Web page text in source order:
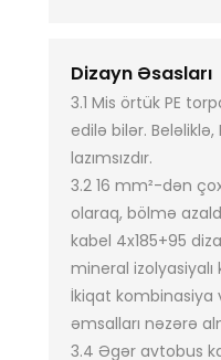
Dizayn Əsasları
3.1 Mis örtük PE
edilə bilər.
lazımsızdır.
3.2 16 mm²-dən
olaraq, bölmə
kabel 4x185+95
mineral izolyasiyalı
İkiqat kombinasiya
əmsalları nəzərə
3.4 Əgər avtobus